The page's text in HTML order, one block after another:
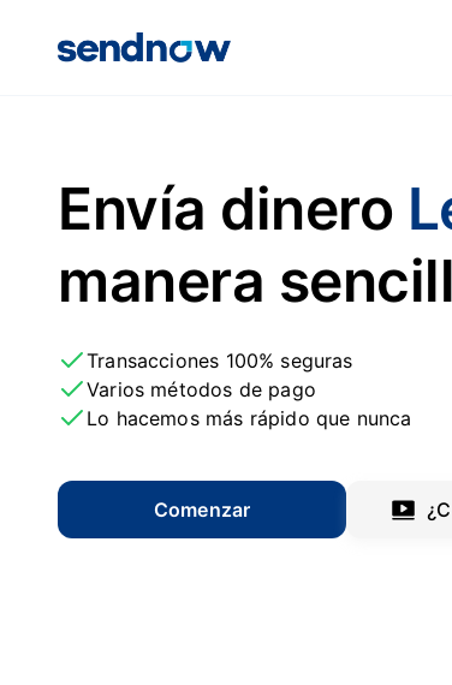
Envía dinero
manera
Transacciones 100% seguras
Varios métodos de pago
Lo hacemos más rápido que nunca
Comenzar